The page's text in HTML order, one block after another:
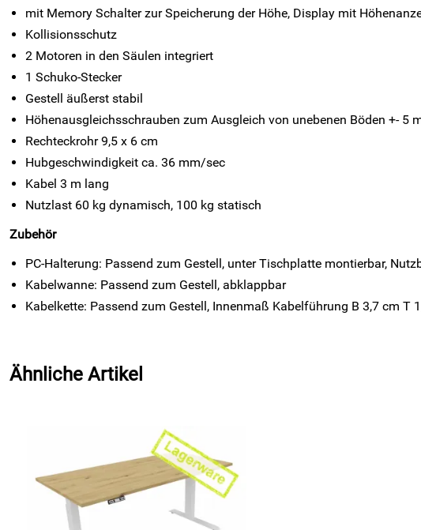
mit Memory Schalter zur Speicherung der Höhe, Display mit
Kollisionsschutz
2 Motoren in den Säulen integriert
1 Schuko-Stecker
Gestell äußerst stabil
Höhenausgleichsschrauben zum Ausgleich von unebenen Böden +- 5
Rechteckrohr 9,5 x 6 cm
Hubgeschwindigkeit ca. 36 mm/sec
Kabel 3 m lang
Nutzlast 60 kg dynamisch, 100 kg statisch
Zubehör
PC-Halterung: Passend zum Gestell, unter Tischplatte montierbar,
Kabelwanne: Passend zum Gestell, abklappbar
Kabelkette: Passend zum Gestell, Innenmaß Kabelführung B 3,7 cm
Ähnliche Artikel